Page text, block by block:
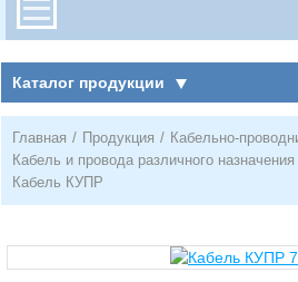
Каталог продукции
Главная / Продукция / Кабельно-
Кабель и провода различного назначения
Кабель КУПР